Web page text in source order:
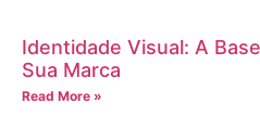
Identidade Visual: A
Sua Marca
Read More »